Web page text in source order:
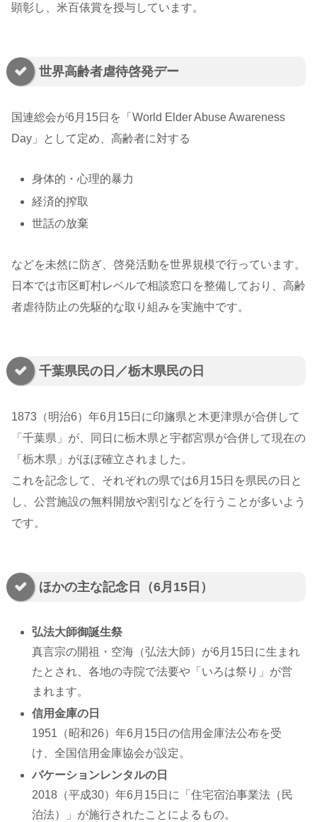
顕彰し、米百俵賞を授与しています。
世界高齢者虐待啓発デー
国連総会が6月15日を「World Elder Abuse Awareness
Day」として定め、高齢者に対する
身体的・心理的暴力
経済的搾取
世話の放棄
などを未然に防ぎ、啓発活動を世界規模で行っています。
日本では市区町村レベルで相談窓口を整備しており、高齢
者虐待防止の先駆的な取り組みを実施中です。
千葉県民の日／栃木県民の日
1873（明治6）年6月15日に印旛県と木更津県が合併して
「千葉県」が、同日に栃木県と宇都宮県が合併して現在の
「栃木県」がほぼ確立されました。
これを記念して、それぞれの県では6月15日を県民の日と
し、公営施設の無料開放や割引などを行うことが多いよう
です。
ほかの主な記念日（6月15日）
弘法大師御誕生祭
真言宗の開祖・空海（弘法大師）が6月15日に生まれ
たとされ、各地の寺院で法要や「いろは祭り」が営
まれます。
信用金庫の日
1951（昭和26）年6月15日の信用金庫法公布を受
け、全国信用金庫協会が設定。
バケーションレンタルの日
2018（平成30）年6月15日に「住宅宿泊事業法（民
泊法）」が施行されたことによるもの。